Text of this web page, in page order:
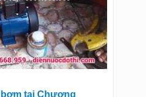
tại Chương